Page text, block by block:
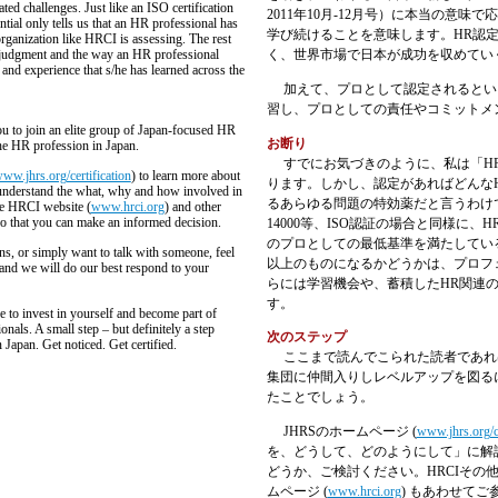
challenges. Just like an ISO certification
only tells us that an HR professional has
like HRCI is assessing. The rest
and the way an HR professional
experience that s/he has learned across the
join an elite group of Japan-focused HR
HR profession in Japan.
certification) to learn more about
the what, why and how involved in
HRCI website (www.hrci.org) and other
that you can make an informed decision.
or simply want to talk with someone, feel
we will do our best respond to your
invest in yourself and become part of
A small step – but definitely a step
Get noticed. Get certified.
2011年10月-12月号）に本当の意味で
学び続けることを意味します。HR認
く、世界市場で日本が成功を収めて
加えて、プロとして認定されると
習し、プロとしての責任やコミット
お断り
すでにお気づきのように、私は「
ります。しかし、認定があればどん
るあらゆる問題の特効薬だと言うわ
14000等、ISO認証の場合と同様に、
のプロとしての最低基準を満たして
以上のものになるかどうかは、プロ
らには学習機会や、蓄積したHR関連
す。
次のステップ
ここまで読んでこられた読者であれ
集団に仲間入りしレベルアップを図
たことでしょう。
JHRSのホームページ (www.jhrs.org/
を、どうして、どのようにして」に
どうか、ご検討ください。 HRCIその
ムページ (www.hrci.org) もあわせてご